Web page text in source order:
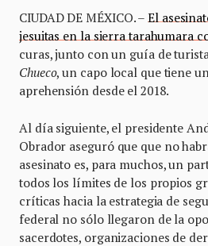
CIUDAD DE MÉXICO. –El
jesuitas en la sierra tarahumara
curas, junto con un guía de
Chueco, un capo local que tiene
aprehensión desde el 2018.
Al día siguiente, el presidente
Obrador aseguró que que no
asesinato es, para muchos, un
todos los límites de los propios
críticas hacia la estrategia de
federal no sólo llegaron de la
sacerdotes, organizaciones de